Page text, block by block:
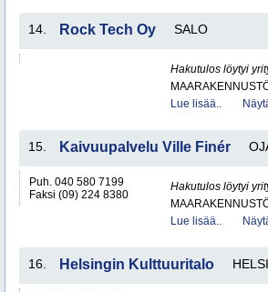
14. Rock Tech Oy SALO
Hakutulos löytyi
Lue lisää..
15. Kaivuupalvelu Ville Finér
Puh. 040 580 7199
Faksi (09) 224 8380
Hakutulos löytyi
Lue lisää..
16. Helsingin Kulttuuritalo